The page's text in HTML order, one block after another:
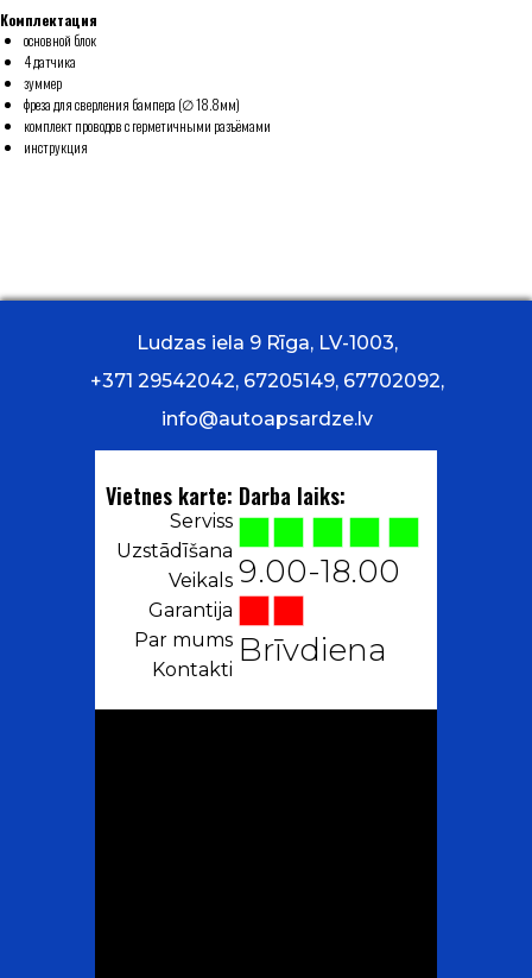
Комплектация
основной блок
4 датчика
зуммер
фреза для сверления бампера (∅ 18.8мм)
комплект проводов с герметичными разъёмами
инструкция
Brīvdiena
9.00-18.00
Darba laiks:
Ludzas iela 9 Rīga, LV-1003,
+371 29542042, 67205149, 67702092,
info@autoapsardze.lv
Kontakti
Par mums
Garantija
Veikals
Uzstādīšana
Serviss
Vietnes karte: